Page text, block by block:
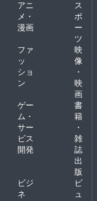
アニ
メ・
漫画
ス
ポ
ー
ツ
ファ
ッ
ショ
ン
映
像
・
映
画
ゲー
ム・
サー
ビス
開発
書
籍
・
雑
誌
出
版
ビジ
ネ
ビ
ュ